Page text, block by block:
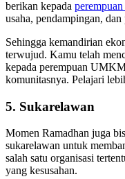
berikan kepada
usaha, pendampingan,
Sehingga kemandirian
terwujud. Kamu telah
kepada perempuan
komunitasnya. Pelajari
5. Sukarelawan
Momen Ramadhan juga
sukarelawan untuk
salah satu organisasi
yang kesusahan.